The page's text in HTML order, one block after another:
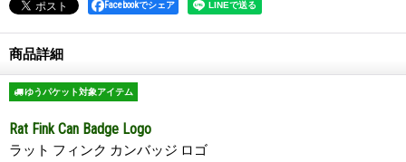
Facebookでシェア
商品詳細
ゆうパケット対象アイテム
Rat Fink Can Badge Logo
ラット フィンク カンバッジ ロゴ